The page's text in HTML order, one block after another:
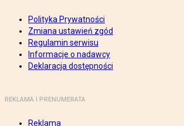
Polityka Prywatności
Zmiana ustawień zgód
Regulamin serwisu
Informacje o nadawcy
Deklaracja dostępności
REKLAMA I PRENUMERATA
Reklama